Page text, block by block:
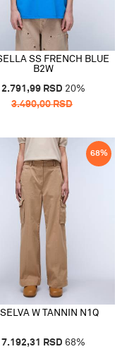
SS FRENCH BLUE
B2W
2.791,99 RSD 20%
3.490,00RSD
68%
W TANNIN N1Q
7.192,31 RSD 68%